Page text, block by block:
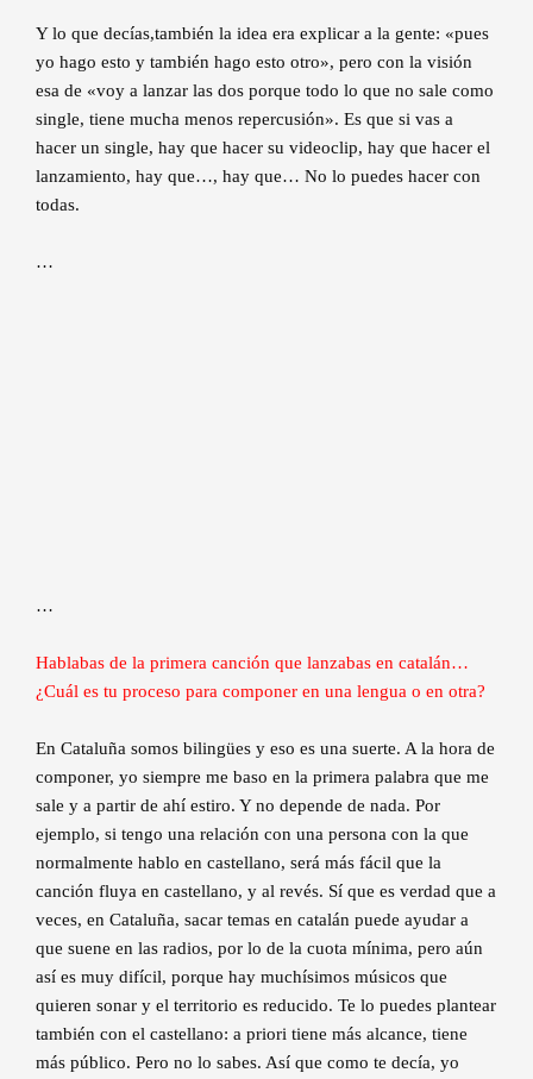
Y lo que decías,también la idea era explicar a la gente: «pues
yo hago esto y también hago esto otro», pero con la visión
esa de «voy a lanzar las dos porque todo lo que no sale como
single, tiene mucha menos repercusión». Es que si vas a
hacer un single, hay que hacer su videoclip, hay que hacer el
lanzamiento, hay que…, hay que… No lo puedes hacer con
todas.
…
…
Hablabas de la primera canción que lanzabas en catalán…
¿Cuál es tu proceso para componer en una lengua o en otra?
En Cataluña somos bilingües y eso es una suerte. A la hora de
componer, yo siempre me baso en la primera palabra que me
sale y a partir de ahí estiro. Y no depende de nada. Por
ejemplo, si tengo una relación con una persona con la que
normalmente hablo en castellano, será más fácil que la
canción fluya en castellano, y al revés. Sí que es verdad que a
veces, en Cataluña, sacar temas en catalán puede ayudar a
que suene en las radios, por lo de la cuota mínima, pero aún
así es muy difícil, porque hay muchísimos músicos que
quieren sonar y el territorio es reducido. Te lo puedes plantear
también con el castellano: a priori tiene más alcance, tiene
más público. Pero no lo sabes. Así que como te decía, yo